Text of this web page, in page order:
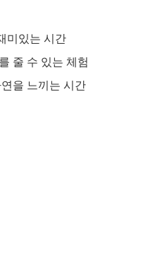
미있는 시간
줄 수 있는 체험
을 느끼는 시간